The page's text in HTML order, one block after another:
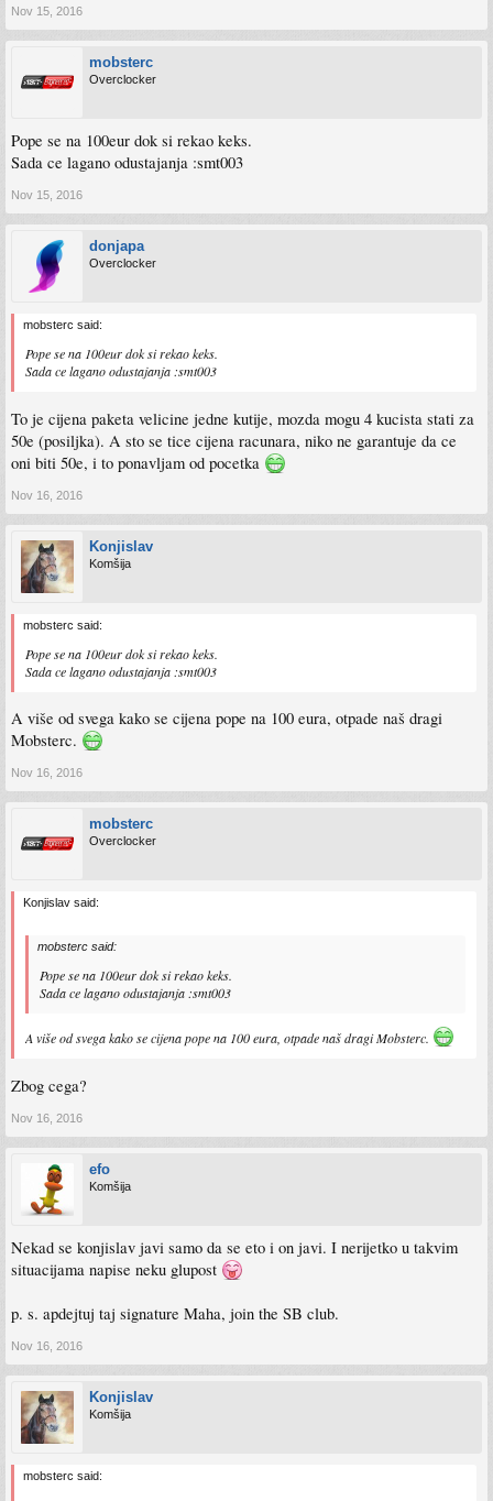
Nov 15, 2016
mobsterc
Overclocker
Pope se na 100eur dok si rekao keks.
Sada ce lagano odustajanja :smt003
Nov 15, 2016
donjapa
Overclocker
mobsterc said:
Pope se na 100eur dok si rekao keks.
Sada ce lagano odustajanja :smt003
To je cijena paketa velicine jedne kutije, mozda mogu 4 kucista stati za
50e (posiljka). A sto se tice cijena racunara, niko ne garantuje da ce
oni biti 50e, i to ponavljam od pocetka
Nov 16, 2016
Konjislav
Komšija
mobsterc said:
Pope se na 100eur dok si rekao keks.
Sada ce lagano odustajanja :smt003
A više od svega kako se cijena pope na 100 eura, otpade naš dragi
Mobsterc.
Nov 16, 2016
mobsterc
Overclocker
Konjislav said:
mobsterc said:
Pope se na 100eur dok si rekao keks.
Sada ce lagano odustajanja :smt003
A više od svega kako se cijena pope na 100 eura, otpade naš dragi Mobsterc.
Zbog cega?
Nov 16, 2016
efo
Komšija
Nekad se konjislav javi samo da se eto i on javi. I nerijetko u takvim
situacijama napise neku glupost
p. s. apdejtuj taj signature Maha, join the SB club.
Nov 16, 2016
Konjislav
Komšija
mobsterc said: